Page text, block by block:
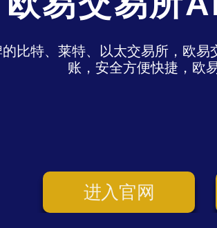
比特、莱特、以太交易所，欧
账，安全方便快捷，欧
进入官网